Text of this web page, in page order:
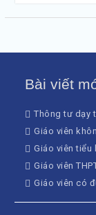
Bài viết
Thông tư dạy
Giáo viên
Giáo viên tiểu
Giáo viên
Giáo viên có